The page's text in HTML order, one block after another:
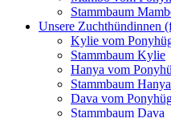
Stammbaum
Unsere Zuchthündinnen
Kylie vom
Stammbaum Kylie
Hanya vom
Stammbaum Hanya
Dava vom
Stammbaum Dava